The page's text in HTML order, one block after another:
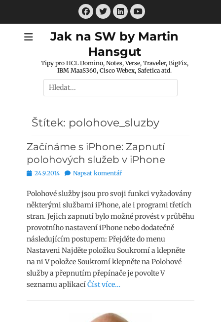
Facebook
Twitter
LinkedIn
Youtube
Jak na SW by Martin
Hansgut
Tipy pro HCL Domino, Notes, Verse, Traveler, BigFix,
IBM MaaS360, Cisco Webex, Safetica atd.
Hledat:
Štítek: polohove_sluzby
Začínáme s iPhone: Zapnutí
polohových služeb v iPhone
Publikováno
24.9.2014 Napsat komentář
Polohové služby jsou pro svoji funkci vyžadovány
některými službami iPhone, ale i programi třetích
stran. Jejich zapnutí bylo možné provést v průběhu
provotního nastavení iPhone nebo dodatečně
následujícím postupem: Přejděte do menu
Nastaveni Najděte položku Soukromí a klepněte
na ni V položce Soukromí klepněte na Polohové
služby a přepnutím přepínače je povolte V
seznamu aplikacíČíst více…